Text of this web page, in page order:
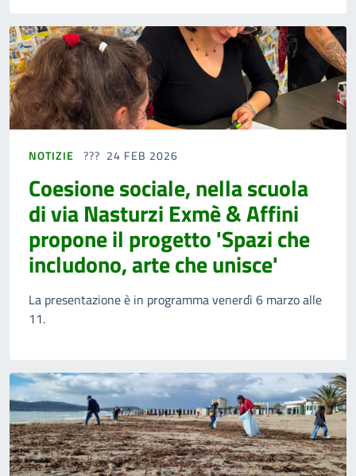
NOTIZIE 24 FEB 2026
Coesione sociale, nella scuola
di via Nasturzi Exmè & Affini
propone il progetto 'Spazi che
includono, arte che unisce'
La presentazione è in programma venerdì 6 marzo alle
11.